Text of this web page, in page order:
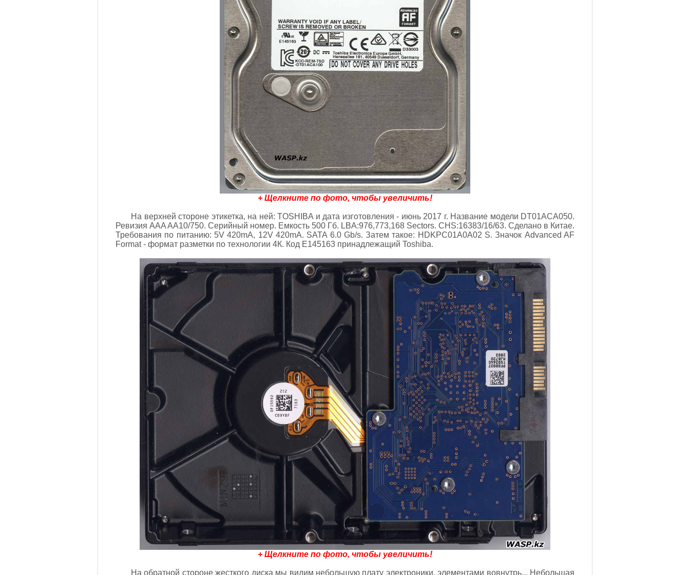
+ Щелкните по фото, чтобы увеличить!
На верхней стороне этикетка, на ней: TOSHIBA и дата изготовления - июнь 2017 г. Название модели DT01ACA050.
Ревизия AAA AA10/750. Серийный номер. Емкость 500 Гб. LBA:976,773,168 Sectors. CHS:16383/16/63. Сделано в Китае.
Требования по питанию: 5V 420mA, 12V 420mA. SATA 6.0 Gb/s. Затем такое: HDKPC01A0A02 S. Значок Advanced AF
Format - формат разметки по технологии 4К. Код E145163 принадлежащий Toshiba.
+ Щелкните по фото, чтобы увеличить!
На обратной стороне жесткого диска мы видим небольшую плату электроники, элементами вовнутрь... Небольшая